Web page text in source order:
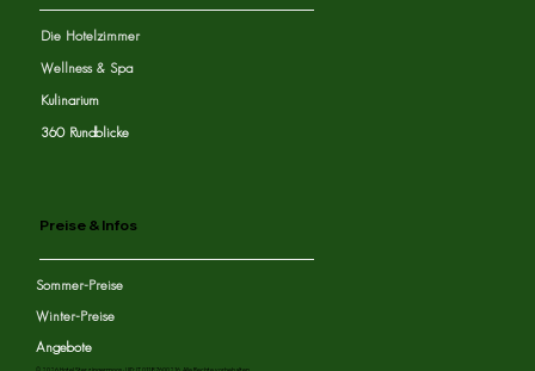
Die Hotelzimmer
Wellness & Spa
Kulinarium
360 Rundblicke
Preise & Infos
Sommer-Preise
Winter-Preise
Angebote